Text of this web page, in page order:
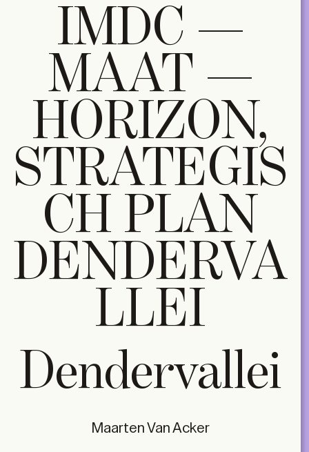
IMDC —
MAAT —
HORIZON,
STRATEGIS
CH PLAN
DENDERVA
LLEI
Dendervallei
Maarten Van Acker